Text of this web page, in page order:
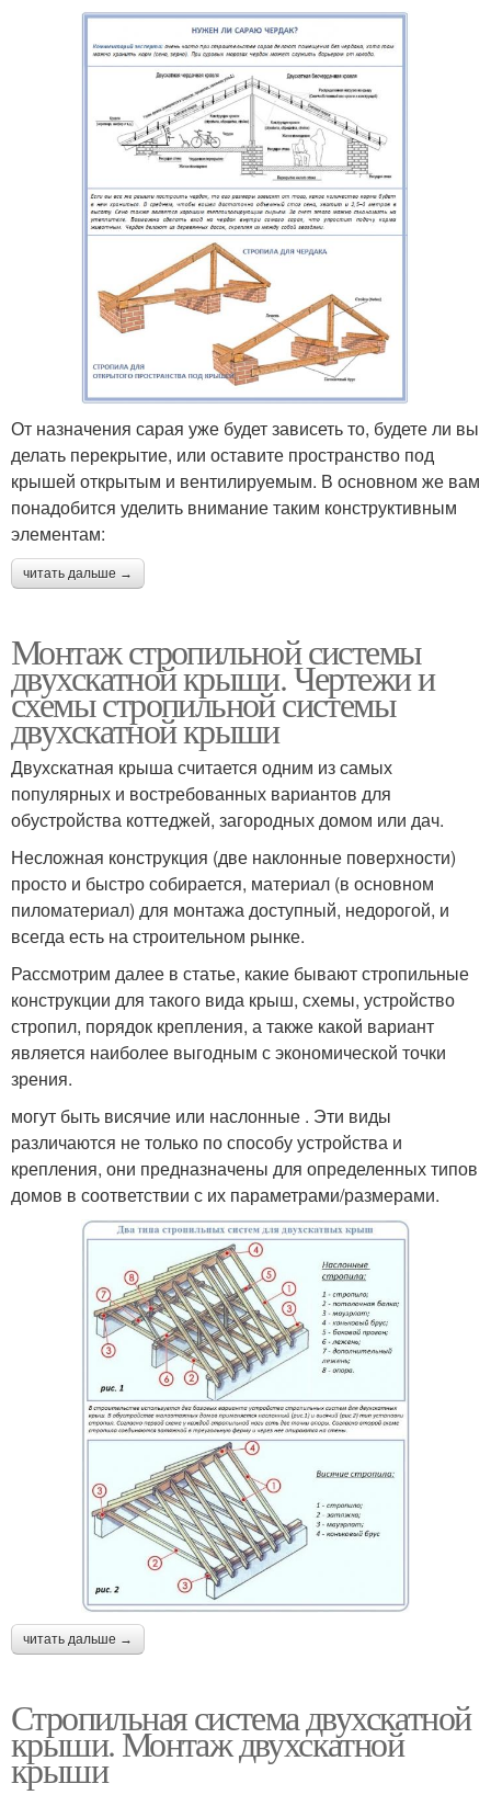
От назначения сарая уже будет зависеть то, будете ли вы
делать перекрытие, или оставите пространство под
крышей открытым и вентилируемым. В основном же вам
понадобится уделить внимание таким конструктивным
элементам:
читать дальше →
Монтаж стропильной системы
двухскатной крыши. Чертежи и
схемы стропильной системы
двухскатной крыши
Двухскатная крыша считается одним из самых
популярных и востребованных вариантов для
обустройства коттеджей, загородных домом или дач.
Несложная конструкция (две наклонные поверхности)
просто и быстро собирается, материал (в основном
пиломатериал) для монтажа доступный, недорогой, и
всегда есть на строительном рынке.
Рассмотрим далее в статье, какие бывают стропильные
конструкции для такого вида крыш, схемы, устройство
стропил, порядок крепления, а также какой вариант
является наиболее выгодным с экономической точки
зрения.
могут быть висячие или наслонные . Эти виды
различаются не только по способу устройства и
крепления, они предназначены для определенных типов
домов в соответствии с их параметрами/размерами.
читать дальше →
Стропильная система двухскатной
крыши. Монтаж двухскатной
крыши